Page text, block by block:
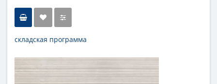
складская программа
Длина
110 см
Высота
50 см